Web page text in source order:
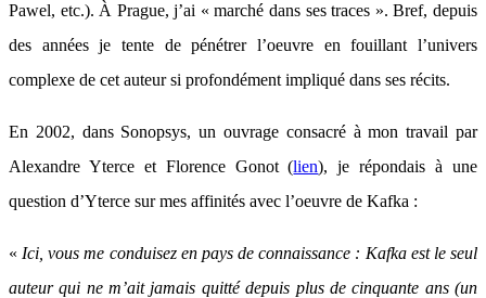
Pawel, etc.). À Prague, j’ai « marché dans ses traces ». Bref, depuis
des années je tente de pénétrer l’oeuvre en fouillant l’univers
complexe de cet auteur si profondément impliqué dans ses récits.
En 2002, dans Sonopsys, un ouvrage consacré à mon travail par
Alexandre Yterce et Florence Gonot (lien), je répondais à une
question d’Yterce sur mes affinités avec l’oeuvre de Kafka :
« Ici, vous me conduisez en pays de connaissance : Kafka est le seul
auteur qui ne m’ait jamais quitté depuis plus de cinquante ans (un